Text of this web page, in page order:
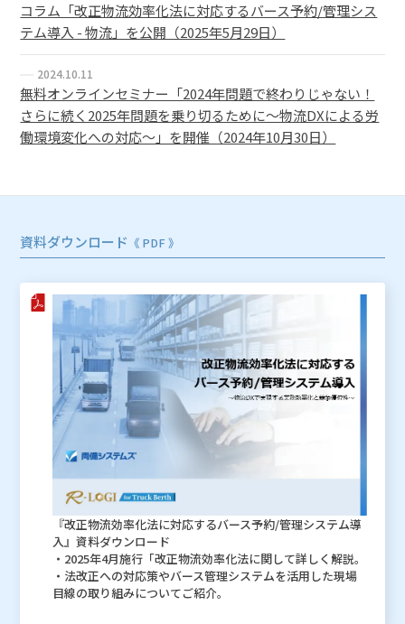
コラム「改正物流効率化法に対応するバース予約/管理シス
テム導入 - 物流」を公開（2025年5月29日）
2024.10.11
無料オンラインセミナー「2024年問題で終わりじゃない！
さらに続く2025年問題を乗り切るために～物流DXによる労
働環境変化への対応～」を開催（2024年10月30日）
資料ダウンロード 《 PDF 》
『改正物流効率化法に対応するバース予約/管理システム導
入』資料ダウンロード
・2025年4月施行「改正物流効率化法に関して詳しく解説。
・法改正への対応策やバース管理システムを活用した現場
目線の取り組みについてご紹介。